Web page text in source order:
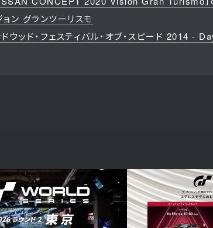
ョン グランツーリスモ
ドウッド・フェスティバル・オブ・スピード 2014 -